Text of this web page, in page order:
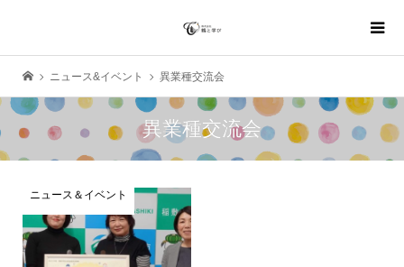
ニュース&イベント 異業種交流会
異業種交流会
ニュース＆イベント